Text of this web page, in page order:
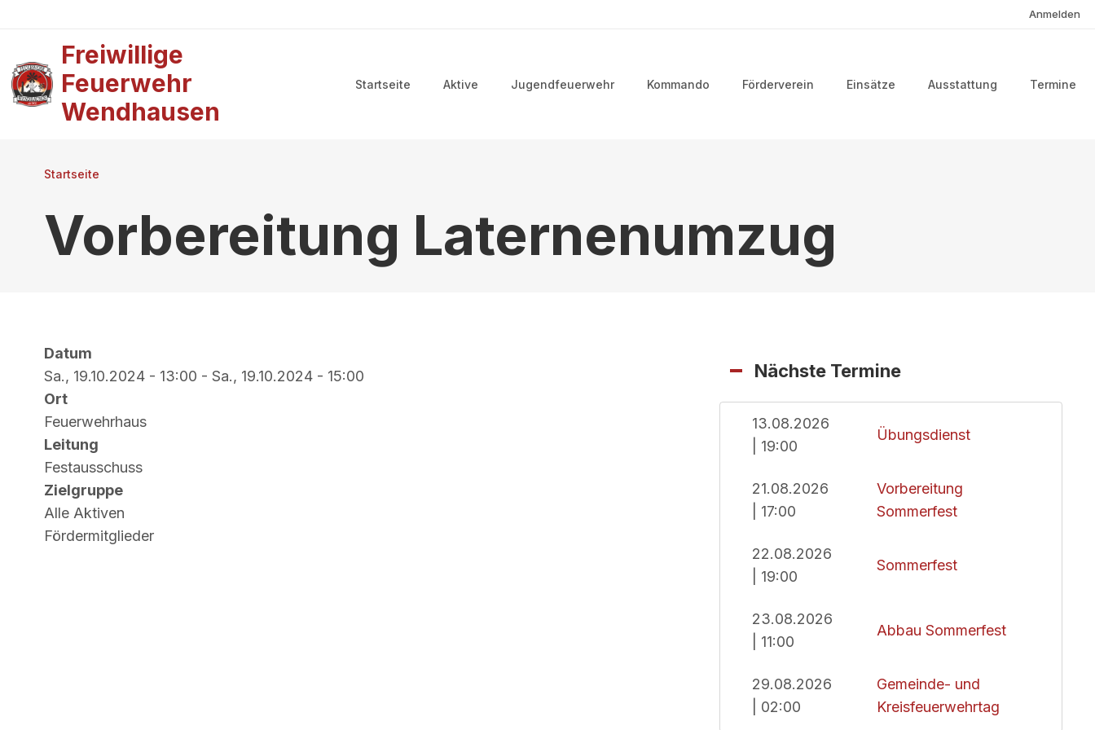
Anmelden
Freiwillige
Feuerwehr
Wendhausen
Startseite Aktive Jugendfeuerwehr Kommando Förderverein Einsätze Ausstattung Termine
Pfadnavigation
Startseite
Vorbereitung Laternenumzug
Datum
Sa., 19.10.2024 - 13:00 - Sa., 19.10.2024 - 15:00
Ort
Feuerwehrhaus
Leitung
Festausschuss
Zielgruppe
Alle Aktiven
Fördermitglieder
Nächste Termine
13.08.2026
| 19:00
Übungsdienst
21.08.2026
| 17:00
Vorbereitung
Sommerfest
22.08.2026
| 19:00
Sommerfest
23.08.2026
| 11:00
Abbau Sommerfest
29.08.2026
| 02:00
Gemeinde- und
Kreisfeuerwehrtag